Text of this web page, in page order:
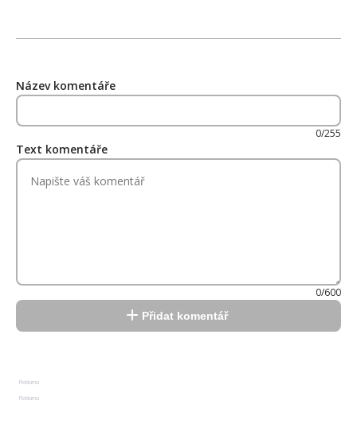
Název komentáře
0/255
Text komentáře
0/600
Přidat komentář
Reklama
Reklama